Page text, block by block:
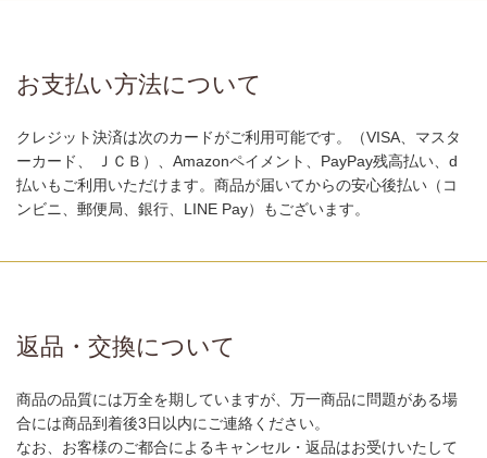
お支払い方法について
クレジット決済は次のカードがご利用可能です。（VISA、マスタ
ーカード、 ＪＣＢ）、Amazonペイメント、PayPay残高払い、d
払いもご利用いただけます。商品が届いてからの安心後払い（コ
ンビニ、郵便局、銀行、LINE Pay）もございます。
返品・交換について
商品の品質には万全を期していますが、万一商品に問題がある場
合には商品到着後3日以内にご連絡ください。
なお、お客様のご都合によるキャンセル・返品はお受けいたして